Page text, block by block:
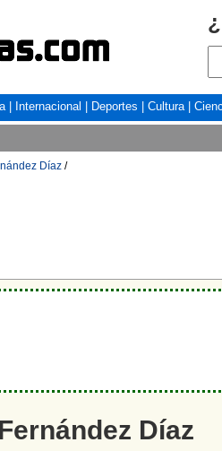
| Internacional Deportes Cultura|
Díaz /
Díaz